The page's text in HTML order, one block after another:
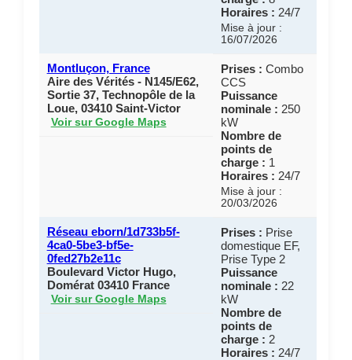
Horaires : 24/7
Mise à jour :
16/07/2026
Montluçon, France
Aire des Vérités - N145/E62,
Sortie 37, Technopôle de la
Loue, 03410 Saint-Victor
Voir sur Google Maps
Prises : Combo
CCS
Puissance
nominale : 250
kW
Nombre de
points de
charge : 1
Horaires : 24/7
Mise à jour :
20/03/2026
Réseau eborn/1d733b5f-
4ca0-5be3-bf5e-
0fed27b2e11c
Boulevard Victor Hugo,
Domérat 03410 France
Voir sur Google Maps
Prises : Prise
domestique EF,
Prise Type 2
Puissance
nominale : 22
kW
Nombre de
points de
charge : 2
Horaires : 24/7